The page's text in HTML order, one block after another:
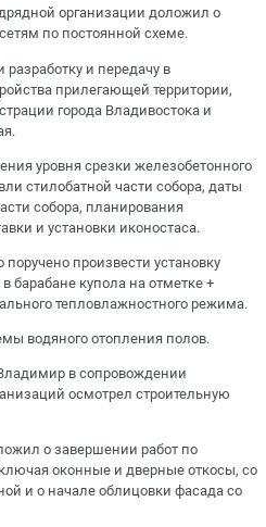
организации доложил о
по постоянной схеме.
и передачу в
прилегающей территории,
города Владивостока и
уровня срезки железобетонного
стилобатной части собора, даты
собора, планирования
и установки иконостаса.
произвести установку
барабане купола на отметке +
тепловлажностного режима.
водяного отопления полов.
в сопровождении
осмотрел строительную
о завершении работ по
оконные и дверные откосы, со
и о начале облицовки фасада со